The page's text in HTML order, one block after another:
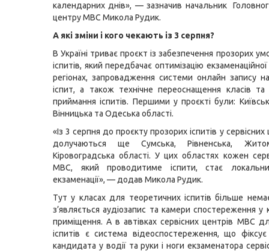
календарних днів», — зазначив начальник
центру МВС Микола Рудик.
А які зміни і кого чекають із 3 серпня?
В Україні триває проєкт із забезпечення прозорих
іспитів, який передбачає оптимізацію
регіонах, запровадження системи онлайн запису
іспит, а також технічне переоснащення класів та
приймання іспитів. Першими у проєкті були:
Вінницька та Одеська області.
«Із 3 серпня до проєкту прозорих іспитів у
долучаються ще Сумська, Рівненська,
Кіровоградська області. У цих областях кожен
МВС, який проводитиме іспити, стає
екзаменації», — додав Микола Рудик.
Тут у класах для теоретичних іспитів більше
з’являється аудіозапис та камери спостереження у
приміщення. А в автівках сервісних центрів МВС
іспитів є система відеоспостереження, що
кандидата у водії та руки і ноги екзаменатора